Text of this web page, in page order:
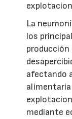
La
los
producción
afectando
mediante